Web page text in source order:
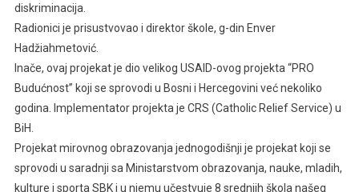
diskriminacija.
Radionici je prisustvovao i direktor škole, g-din Enver
Hadžiahmetović.
Inače, ovaj projekat je dio velikog USAID-ovog projekta “PRO
Budućnost” koji se sprovodi u Bosni i Hercegovini već nekoliko
godina. Implementator projekta je CRS (Catholic Relief Service) u
BiH.
Projekat mirovnog obrazovanja jednogodišnji je projekat koji se
sprovodi u saradnji sa Ministarstvom obrazovanja, nauke, mladih,
kulture i sporta SBK i u njemu učestvuje 8 srednjih škola našeg